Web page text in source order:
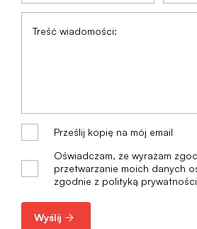
Treść wiadomości:
Prześlij kopię na mój email
Oświadczam, że wyrażam
przetwarzanie moich danych
zgodnie z polityką
Wyślij